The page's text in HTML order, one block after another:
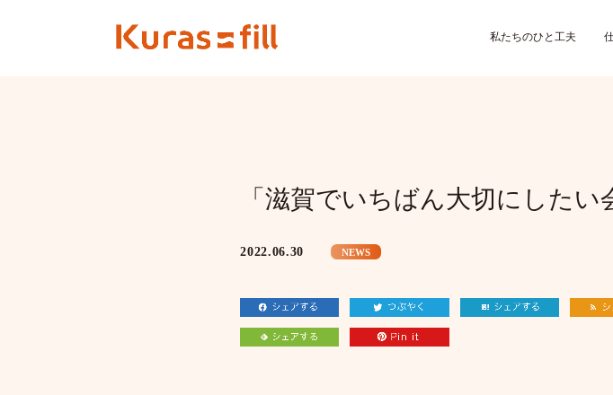
私たちのひと工夫
「滋賀でいちばん大切にしたい
2022.06.30 NEWS